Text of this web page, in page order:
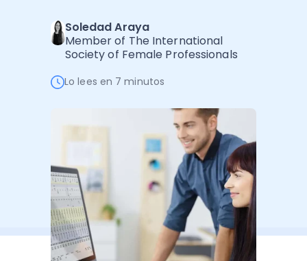
Administración Empresarial
Ver todo
Software Factura y Administración
Ver Todo
Soledad Araya
Member of The International
Society of Female Professionals
Lo lees en 7 minutos